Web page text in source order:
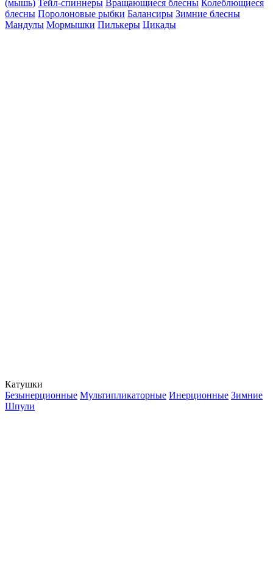
(мышь) Тейл-спиннеры Вращающиеся блесны Колеблющиеся
блесны Поролоновые рыбки Балансиры Зимние блесны
Мандулы Мормышки Пилькеры Цикады
Катушки
Безынерционные Мультипликаторные Инерционные Зимние
Шпули